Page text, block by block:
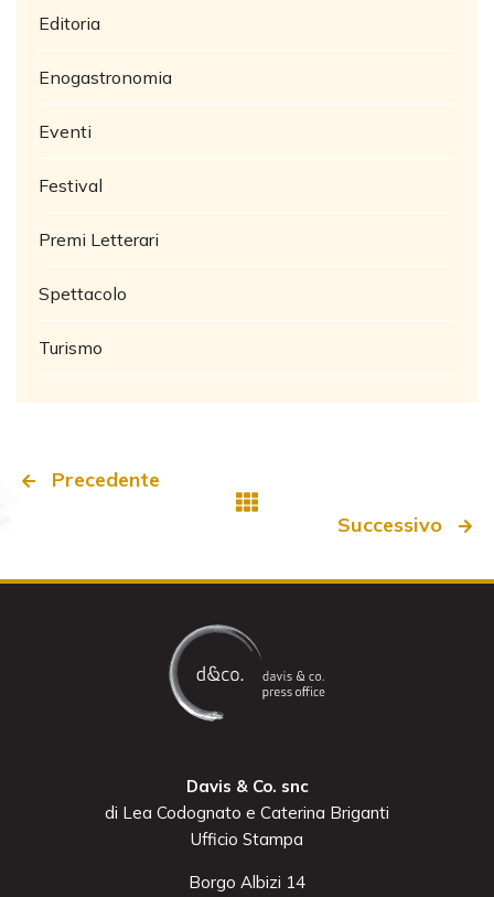
Editoria
Enogastronomia
Eventi
Festival
Premi Letterari
Spettacolo
Turismo
Precedente
Successivo
Davis & Co. snc
di Lea Codognato e Caterina Briganti
Ufficio Stampa
Borgo Albizi 14